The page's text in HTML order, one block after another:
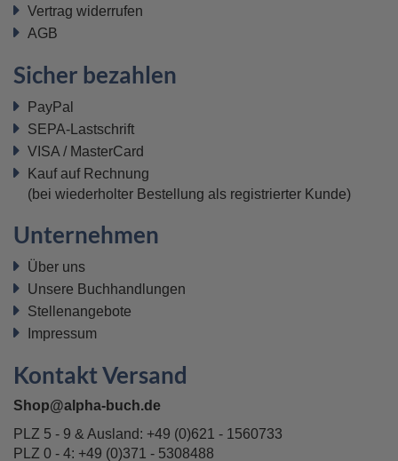
Vertrag widerrufen
AGB
Sicher bezahlen
PayPal
SEPA-Lastschrift
VISA / MasterCard
Kauf auf Rechnung
(bei wiederholter Bestellung als registrierter Kunde)
Unternehmen
Über uns
Unsere Buchhandlungen
Stellenangebote
Impressum
Kontakt Versand
Shop@alpha-buch.de
PLZ 5 - 9 & Ausland: +49 (0)621 - 1560733
PLZ 0 - 4: +49 (0)371 - 5308488